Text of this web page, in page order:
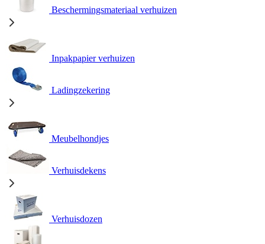
Beschermingsmateriaal verhuizen
Inpakpapier verhuizen
Ladingzekering
Meubelhondjes
Verhuisdekens
Verhuisdozen